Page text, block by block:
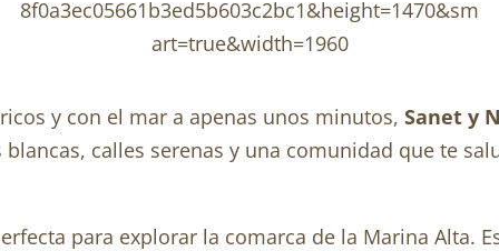
y con el mar a apenas unos minutos, Sanet y
calles serenas y una comunidad que te
para explorar la comarca de la Marina Alta.